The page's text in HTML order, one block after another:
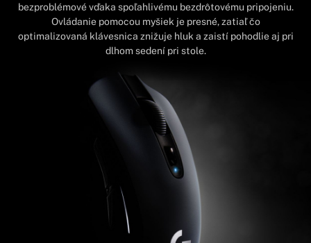
bezproblémové vďaka spoľahlivému bezdrôtovému pripojeniu.
Ovládanie pomocou myšiek je presné, zatiaľ čo
optimalizovaná klávesnica znižuje hluk a zaistí pohodlie aj pri
dlhom sedení pri stole.